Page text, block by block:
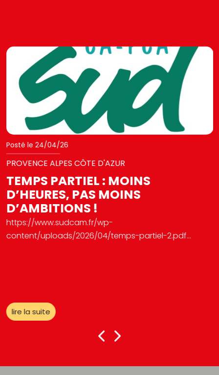
Posté le 24/04/26
PROVENCE ALPES CÔTE D'AZUR
TEMPS PARTIEL : MOINS
D’HEURES, PAS MOINS
D’AMBITIONS !
https://www.sudcam.fr/wp-
content/uploads/2026/04/temps-partiel-2.pdf...
lire la suite